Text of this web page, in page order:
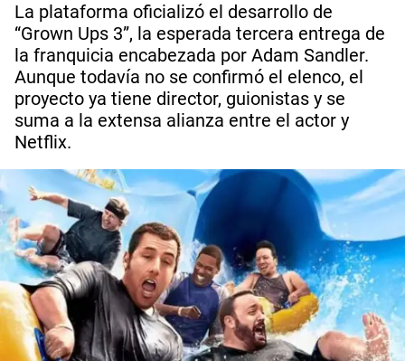
La plataforma oficializó el desarrollo de
“Grown Ups 3”, la esperada tercera entrega de
la franquicia encabezada por Adam Sandler.
Aunque todavía no se confirmó el elenco, el
proyecto ya tiene director, guionistas y se
suma a la extensa alianza entre el actor y
Netflix.